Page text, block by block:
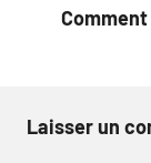
Laisser un